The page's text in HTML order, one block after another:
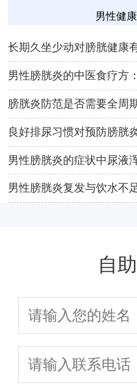
男性健
长期久坐少动对膀胱健康
男性膀胱炎的中医食疗方
膀胱炎防范是否需要全周
良好排尿习惯对预防膀胱
男性膀胱炎的症状中尿液
男性膀胱炎复发与饮水不
自